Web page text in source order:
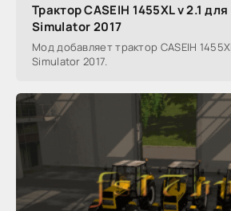
Трактор CASEIH 1455XL v 2.1
Simulator 2017
Мод добавляет трактор CASEIH
Simulator 2017.